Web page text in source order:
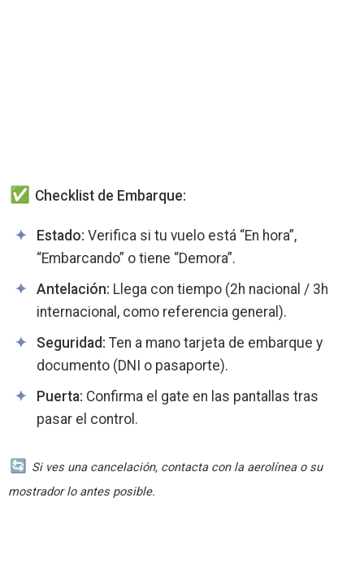
Checklist de Embarque:
Estado: Verifica si tu vuelo está “En hora”,
“Embarcando” o tiene “Demora”.
Antelación: Llega con tiempo (2h nacional / 3h
internacional, como referencia general).
Seguridad: Ten a mano tarjeta de embarque y
documento (DNI o pasaporte).
Puerta: Confirma el gate en las pantallas tras
pasar el control.
Si ves una cancelación, contacta con la aerolínea o su
mostrador lo antes posible.